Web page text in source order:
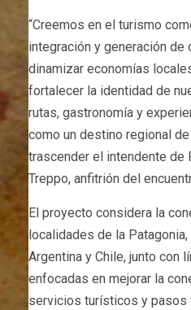
“Creemos en el turismo
integración y generación de
dinamizar economías
fortalecer la identidad de
rutas, gastronomía y
como un destino regional
trascender el intendente de
Treppo, anfitrión del
El proyecto considera la
localidades de la
Argentina y Chile, junto con
enfocadas en mejorar la
servicios turísticos y